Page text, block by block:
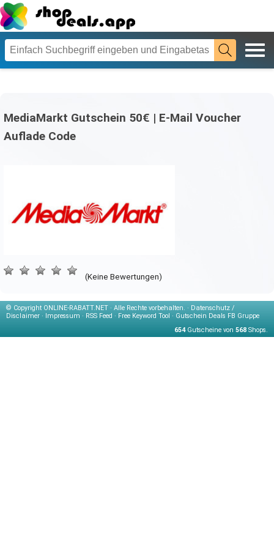
MediaMarkt Gutschein 50€ | E-Mail Voucher
Auflade Code
(Keine Bewertungen)
© Copyright ONLINE-RABATT.NET · Alle Rechte vorbehalten. · Datenschutz /
Disclaimer · Impressum · RSS Feed · Free Keyword Tool · Gutschein Deals FB Gruppe
654Gutscheine von 568 Shops.